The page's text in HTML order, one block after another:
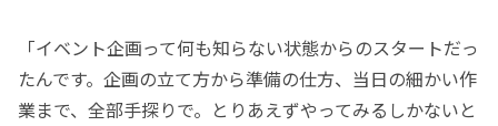
「イベント企画って何も知らない状態からのスタートだっ
たんです。企画の立て方から準備の仕方、当日の細かい作
業まで、全部手探りで。とりあえずやってみるしかないと